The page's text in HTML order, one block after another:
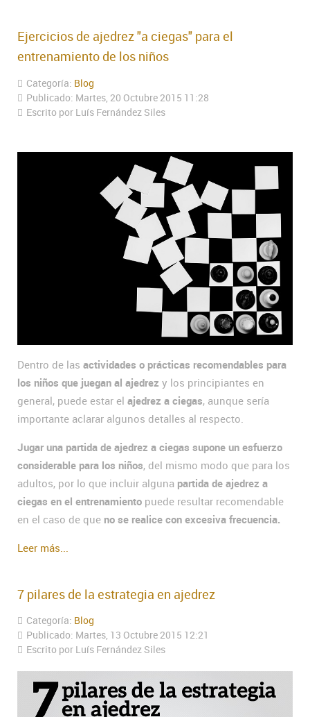
Ejercicios de ajedrez "a ciegas" para el
entrenamiento de los niños
Categoría: Blog
Publicado: Martes, 20 Octubre 2015 11:28
Escrito por Luís Fernández Siles
Dentro de las actividades o prácticas recomendables para
los niños que juegan al ajedrez y los principiantes en
general, puede estar el ajedrez a ciegas, aunque sería
importante aclarar algunos detalles al respecto.
Jugar una partida de ajedrez a ciegas supone un esfuerzo
considerable para los niños, del mismo modo que para los
adultos, por lo que incluir alguna partida de ajedrez a
ciegas en el entrenamiento puede resultar recomendable
en el caso de que no se realice con excesiva frecuencia.
Leer más...
7 pilares de la estrategia en ajedrez
Categoría: Blog
Publicado: Martes, 13 Octubre 2015 12:21
Escrito por Luís Fernández Siles